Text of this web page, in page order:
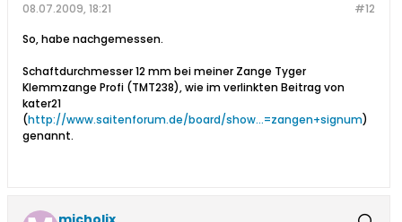
#12
08.07.2009, 18:21
So, habe nachgemessen.
Schaftdurchmesser 12 mm bei meiner Zange Tyger
Klemmzange Profi (TMT238), wie im verlinkten Beitrag von
kater21
(http://www.saitenforum.de/board/show...=zangen+signum)
genannt.